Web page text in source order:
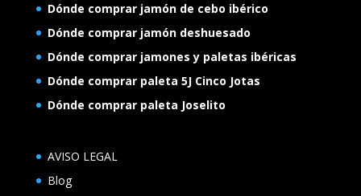
Dónde comprar jamón de cebo ibérico
Dónde comprar jamón deshuesado
Dónde comprar jamones y paletas ibéricas
Dónde comprar paleta 5J Cinco Jotas
Dónde comprar paleta Joselito
AVISO LEGAL
Blog